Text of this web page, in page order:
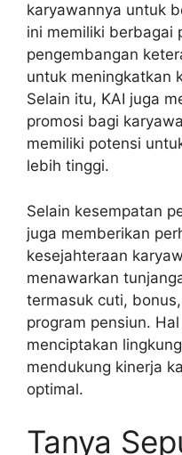
karyawannya untuk
ini memiliki berbagai
pengembangan
untuk meningkatkan
Selain itu, KAI juga
promosi bagi
memiliki potensi
lebih tinggi.
Selain kesempatan
juga memberikan
kesejahteraan
menawarkan
termasuk cuti,
program pensiun.
menciptakan
mendukung kinerja
optimal.
Tanya